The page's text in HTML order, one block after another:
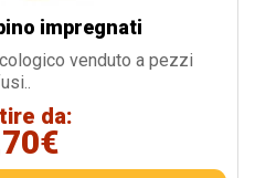
impregnati
venduto a pezzi
da: